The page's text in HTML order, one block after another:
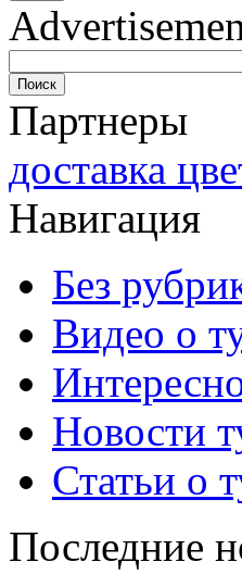
Партнеры
доставка
Навигация
Без
Видео о
Новости
Статьи о
Последние